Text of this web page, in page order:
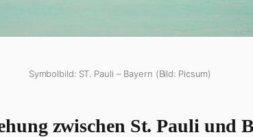
Symbolbild: ST. Pauli – Bayern (Bild: Picsum)
zwischen St. Pauli und